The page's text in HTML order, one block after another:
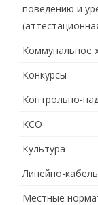
поведению и
Коммунальное
Конкурсы
Контрольно-
КСО
Культура
Линейно-
Местные